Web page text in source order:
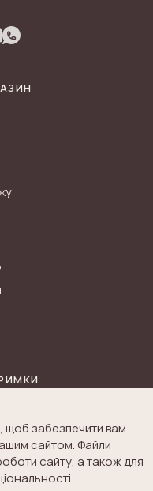
забезпечити вам
сайтом. Файли
сайту, а також для